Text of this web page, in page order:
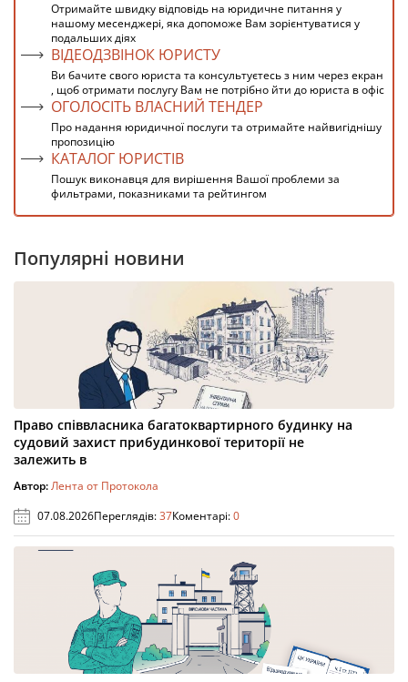
Отримайте швидку відповідь на юридичне питання у
нашому месенджері, яка допоможе Вам зорієнтуватися у
подальших діях
ВІДЕОДЗВІНОК ЮРИСТУ
Ви бачите свого юриста та консультуєтесь з ним через екран
, щоб отримати послугу Вам не потрібно йти до юриста в офіс
ОГОЛОСІТЬ ВЛАСНИЙ ТЕНДЕР
Про надання юридичної послуги та отримайте найвигіднішу
пропозицію
КАТАЛОГ ЮРИСТІВ
Пошук виконавця для вирішення Вашої проблеми за
фильтрами, показниками та рейтингом
Популярні новини
Право співвласника багатоквартирного будинку на
судовий захист прибудинкової території не
залежить в
Автор:Лента от Протокола
07.08.2026Переглядів:37Коментарі:0